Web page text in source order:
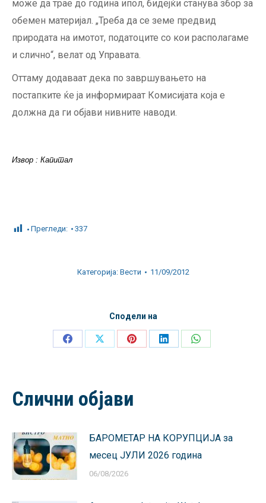
може да трае до година ипол, бидејќи станува збор за
обемен материјал. „Треба да се земе предвид
природата на имотот, податоците со кои располагаме
и слично“, велат од Управата.
Оттаму додаваат дека по завршувањето на
постапките ќе ја информираат Комисијата која е
должна да ги објави нивните наводи.
Извор : Капитал
Прегледи: 337
Категорија: Вести 11/09/2012
Сподели на
Share
Share
Share
Share
Share
Слични објави
БАРОМЕТАР НА КОРУПЦИЈА за
месец ЈУЛИ 2026 година
06/08/2026